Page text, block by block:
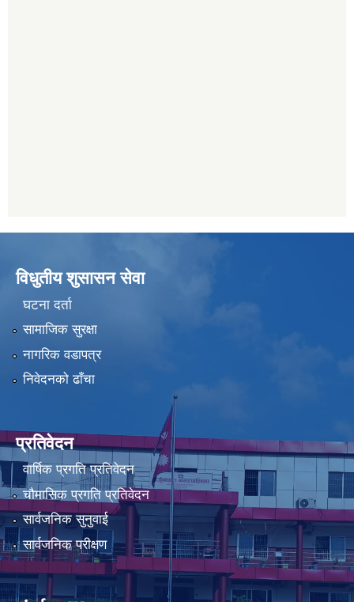
विधुतीय शुसासन सेवा
घटना दर्ता
सामाजिक सुरक्षा
नागरिक वडापत्र
निवेदनको ढाँचा
प्रतिवेदन
वार्षिक प्रगति प्रतिवेदन
चौमासिक प्रगति प्रतिवेदन
सार्वजनिक सुनुवाई
सार्वजनिक परीक्षण